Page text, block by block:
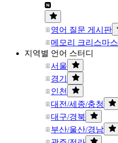
영어 질문 게시판
메모리 크리스마스
지역별 언어 스터디
서울
경기
인천
대전/세종/충청
대구/경북
부산/울산/경남